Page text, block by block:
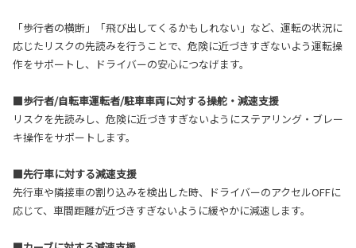
「歩行者の横断」「飛び出してくるかもしれない」など、運転の状況に
応じたリスクの先読みを行うことで、危険に近づきすぎないよう運転操
作をサポートし、ドライバーの安心につなげます。
■歩行者/自転車運転者/駐車車両に対する操舵・減速支援
リスクを先読みし、危険に近づきすぎないようにステアリング・ブレー
キ操作をサポートします。
■先行車に対する減速支援
先行車や隣接車の割り込みを検出した時、ドライバーのアクセルOFFに
応じて、車間距離が近づきすぎないように緩やかに減速します。